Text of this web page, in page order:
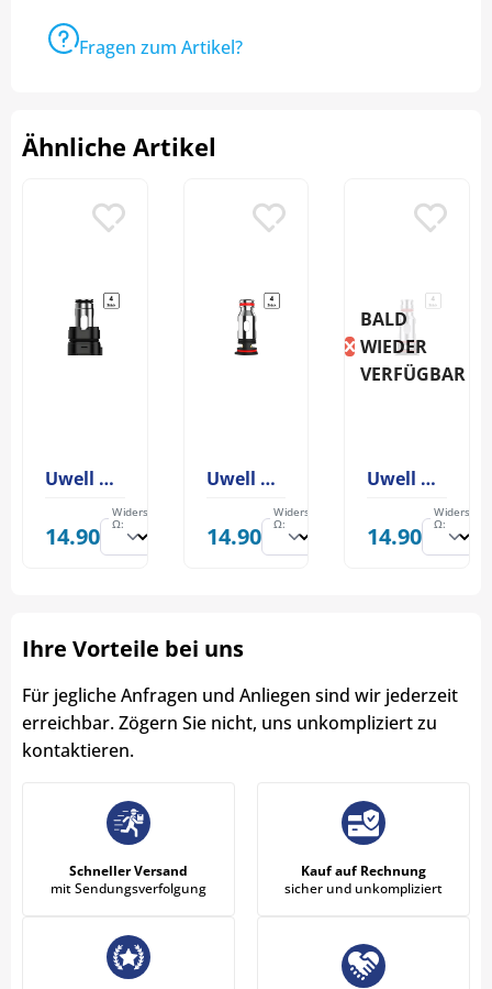
Fragen zum Artikel?
Ähnliche Artikel
Uwell Crown M Coil
14.90
Widerstand
Ω:
Uwell PA Coil
14.90
Widerstand
Ω:
BALD
WIEDER
VERFÜGBAR
Uwell Crown X Coil
14.90 Ω:
Ihre Vorteile bei uns
Für jegliche Anfragen und Anliegen sind wir jederzeit
erreichbar. Zögern Sie nicht, uns unkompliziert zu
kontaktieren.
Schneller Versand
mit Sendungsverfolgung
Kauf auf Rechnung
sicher und unkompliziert